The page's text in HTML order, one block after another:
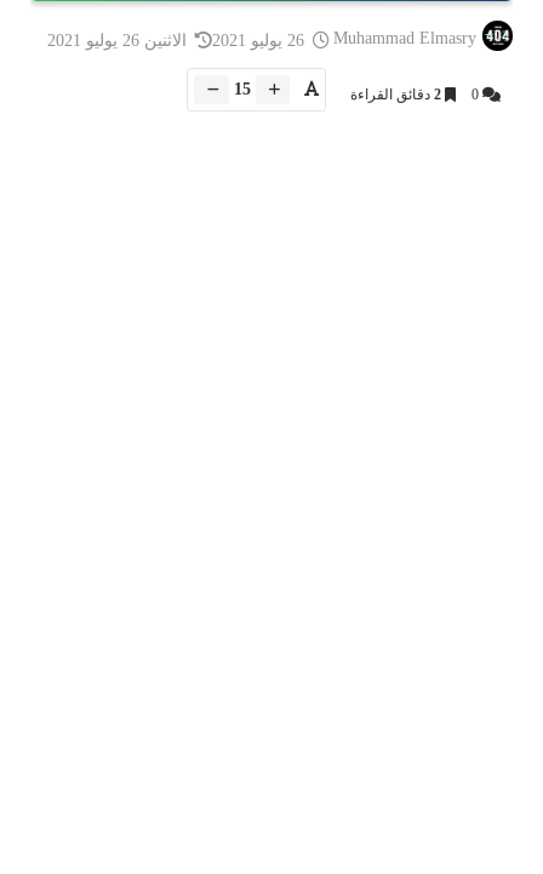
Muhammad Elmasry الاثنين 26 يوليو 2021
0
2 دقائق القراءة 15